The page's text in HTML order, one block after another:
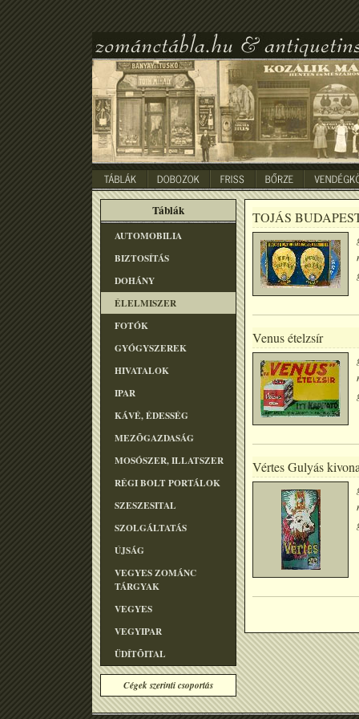
Táblák
AUTOMOBILIA
BIZTOSÍTÁS
DOHÁNY
ÉLELMISZER
FOTÓK
GYÓGYSZEREK
HIVATALOK
IPAR
KÁVÉ, ÉDESSÉG
MEZÕGAZDASÁG
MOSÓSZER, ILLATSZER
RÉGI BOLT PORTÁLOK
SZESZESITAL
SZOLGÁLTATÁS
ÚJSÁG
VEGYES ZOMÁNC
TÁRGYAK
VEGYES
VEGYIPAR
ÜDÍTÕITAL
Cégek szerinti csoportás
TOJÁS
Venus ételzsír
Vértes Gulyás